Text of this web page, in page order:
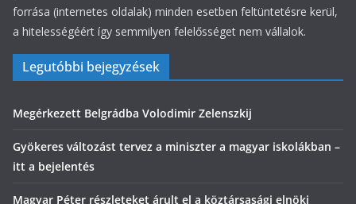
forrása (internetes oldalak) minden esetben feltüntetésre kerül,
a hitelességéért így semmilyen felelősséget nem vállalok.
Legutóbbi bejegyzések
Megérkezett Belgrádba Volodimir Zelenszkij
Gyökeres változást tervez a miniszter a magyar iskolákban –
itt a bejelentés
Magyar Péter részleteket árult el a köztársasági elnöki